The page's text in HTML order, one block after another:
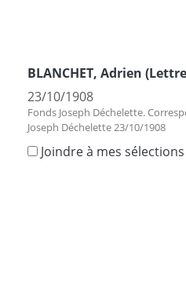
BLANCHET, Adrien
23/10/1908
Fonds Joseph Déchelette.
Joseph Déchelette 23/10/1908
Joindre à mes sélections